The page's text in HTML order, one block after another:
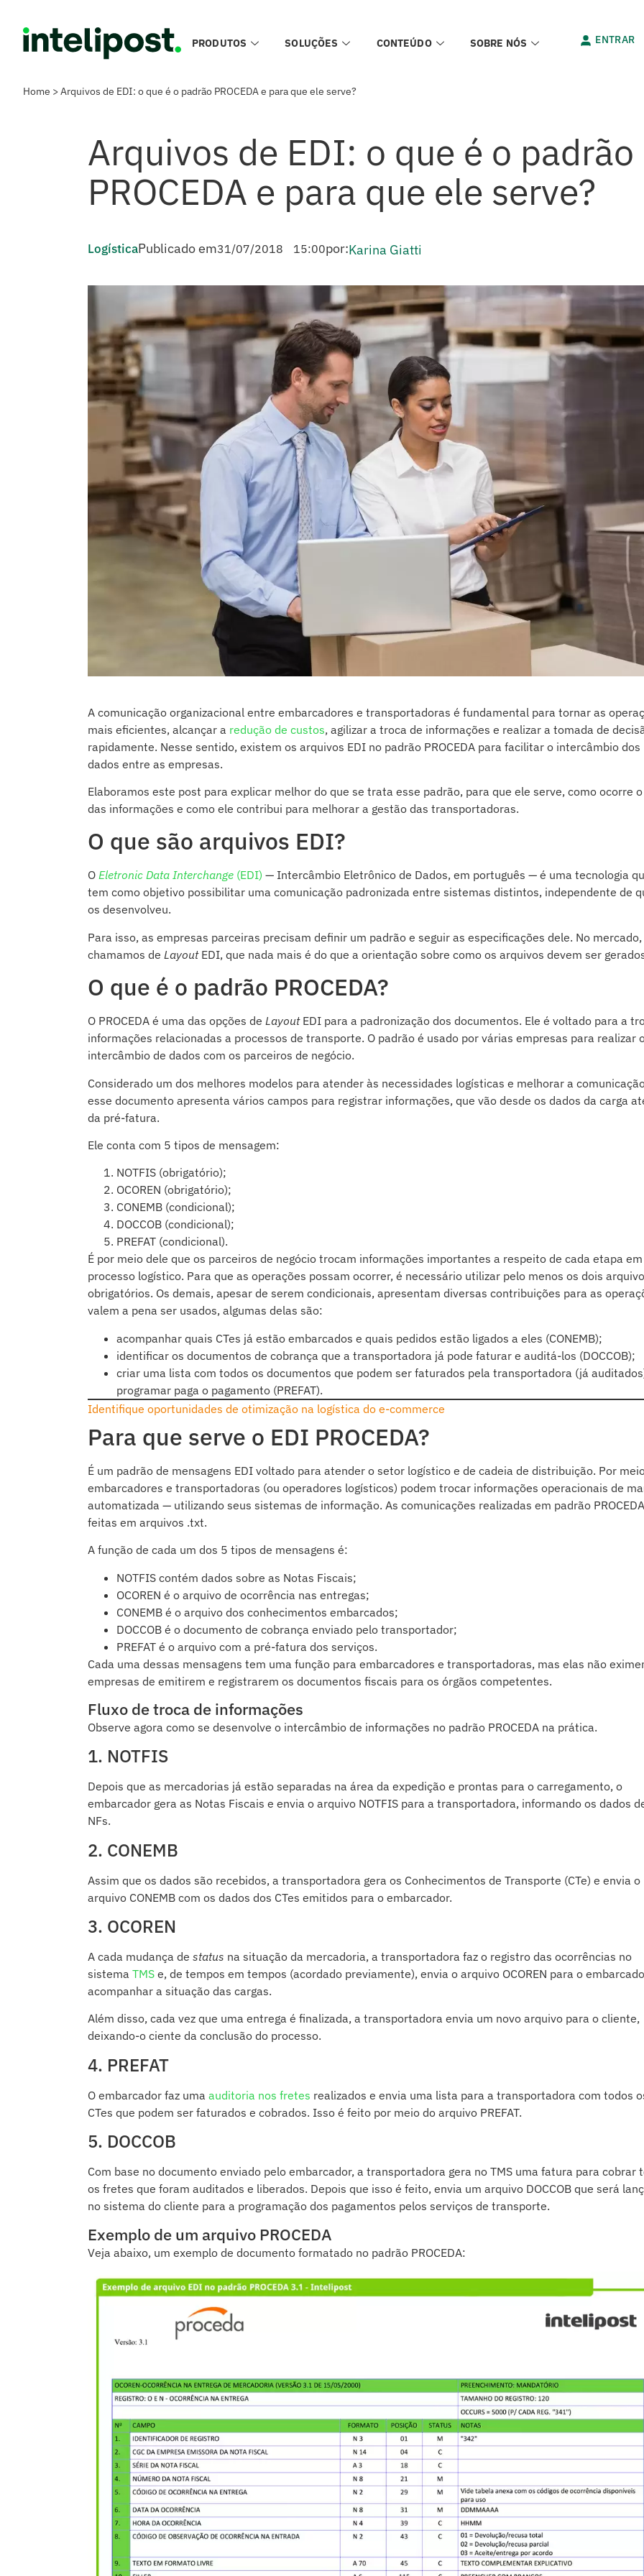
PRODUTOS SOLUÇÕES CONTEÚDO SOBRE NÓS ENTRAR
Home > Arquivos de EDI: o que é o padrão PROCEDA e para que ele serve?
Arquivos de EDI: o que é o padrão
PROCEDA e para que ele serve?
LogísticaPublicado em31/07/2018 15:00por:Karina Giatti
A comunicação organizacional entre embarcadores e transportadoras é fundamental para tornar as
mais eficientes, alcançar a redução de custos , agilizar a troca de informações e realizar a tomada de
rapidamente. Nesse sentido, existem os arquivos EDI no padrão PROCEDA para facilitar o intercâmbio dos
dados entre as empresas.
Elaboramos este post para explicar melhor do que se trata esse padrão, para que ele serve, como ocorre
das informações e como ele contribui para melhorar a gestão das transportadoras.
O que são arquivos EDI?
O Eletronic Data Interchange (EDI) — Intercâmbio Eletrônico de Dados, em português — é uma tecnologia
tem como objetivo possibilitar uma comunicação padronizada entre sistemas distintos, independente de
os desenvolveu.
Para isso, as empresas parceiras precisam definir um padrão e seguir as especificações dele. No mercado,
chamamos de LayoutEDI, que nada mais é do que a orientação sobre como os arquivos devem ser
O que é o padrão PROCEDA?
O PROCEDA é uma das opções de LayoutEDI para a padronização dos documentos. Ele é voltado para a
informações relacionadas a processos de transporte. O padrão é usado por várias empresas para realizar o
intercâmbio de dados com os parceiros de negócio.
Considerado um dos melhores modelos para atender às necessidades logísticas e melhorar a comunicação,
esse documento apresenta vários campos para registrar informações, que vão desde os dados da carga
da pré-fatura.
Ele conta com 5 tipos de mensagem:
NOTFIS (obrigatório);
OCOREN (obrigatório);
CONEMB (condicional);
DOCCOB (condicional);
PREFAT (condicional).
É por meio dele que os parceiros de negócio trocam informações importantes a respeito de cada etapa
processo logístico. Para que as operações possam ocorrer, é necessário utilizar pelo menos os dois
obrigatórios. Os demais, apesar de serem condicionais, apresentam diversas contribuições para as
valem a pena ser usados, algumas delas são:
acompanhar quais CTes já estão embarcados e quais pedidos estão ligados a eles (CONEMB);
identificar os documentos de cobrança que a transportadora já pode faturar e auditá-los (DOCCOB);
criar uma lista com todos os documentos que podem ser faturados pela transportadora (já
programar paga o pagamento (PREFAT).
Identifique oportunidades de otimização na logística do e-commerce
Para que serve o EDI PROCEDA?
É um padrão de mensagens EDI voltado para atender o setor logístico e de cadeia de distribuição. Por
embarcadores e transportadoras (ou operadores logísticos) podem trocar informações operacionais de
automatizada — utilizando seus sistemas de informação. As comunicações realizadas em padrão
feitas em arquivos .txt.
A função de cada um dos 5 tipos de mensagens é:
NOTFIS contém dados sobre as Notas Fiscais;
OCOREN é o arquivo de ocorrência nas entregas;
CONEMB é o arquivo dos conhecimentos embarcados;
DOCCOB é o documento de cobrança enviado pelo transportador;
PREFAT é o arquivo com a pré-fatura dos serviços.
Cada uma dessas mensagens tem uma função para embarcadores e transportadoras, mas elas não
empresas de emitirem e registrarem os documentos fiscais para os órgãos competentes.
Fluxo de troca de informações
Observe agora como se desenvolve o intercâmbio de informações no padrão PROCEDA na prática.
1. NOTFIS
Depois que as mercadorias já estão separadas na área da expedição e prontas para o carregamento, o
embarcador gera as Notas Fiscais e envia o arquivo NOTFIS para a transportadora, informando os dados
NFs.
2. CONEMB
Assim que os dados são recebidos, a transportadora gera os Conhecimentos de Transporte (CTe) e envia o
arquivo CONEMB com os dados dos CTes emitidos para o embarcador.
3. OCOREN
A cada mudança de status na situação da mercadoria, a transportadora faz o registro das ocorrências no
sistema TMS e, de tempos em tempos (acordado previamente), envia o arquivo OCOREN para o
acompanhar a situação das cargas.
Além disso, cada vez que uma entrega é finalizada, a transportadora envia um novo arquivo para o cliente,
deixando-o ciente da conclusão do processo.
4. PREFAT
O embarcador faz uma auditoria nos fretes realizados e envia uma lista para a transportadora com todos
CTes que podem ser faturados e cobrados. Isso é feito por meio do arquivo PREFAT.
5. DOCCOB
Com base no documento enviado pelo embarcador, a transportadora gera no TMS uma fatura para cobrar
os fretes que foram auditados e liberados. Depois que isso é feito, envia um arquivo DOCCOB que será
no sistema do cliente para a programação dos pagamentos pelos serviços de transporte.
Exemplo de um arquivo PROCEDA
Veja abaixo, um exemplo de documento formatado no padrão PROCEDA: